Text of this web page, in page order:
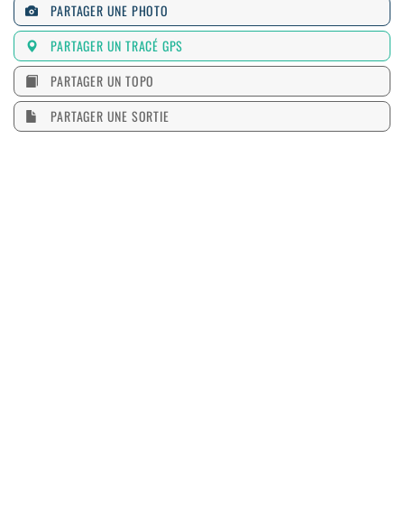
PARTAGER UNE PHOTO
PARTAGER UN TRACÉ GPS
PARTAGER UN TOPO
PARTAGER UNE SORTIE